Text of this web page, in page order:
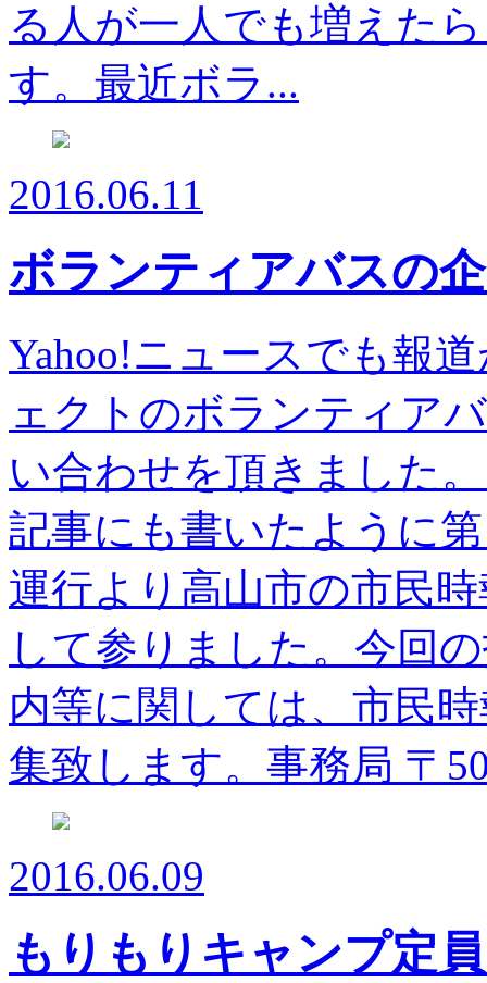
る人が一人でも増えた
す。最近ボラ...
2016.06.11
ボランティアバスの
Yahoo!ニュースでも報
ェクトのボランティア
い合わせを頂きました
記事にも書いたように
運行より高山市の市民
して参りました。今回
内等に関しては、市民
集致します。事務局 〒
2016.06.09
もりもりキャンプ定